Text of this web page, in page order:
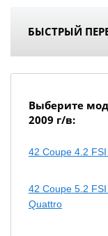
БЫСТРЫЙ
Выберите
2009 г/в:
42 Coupe 4.2
42 Coupe 5.2
Quattro